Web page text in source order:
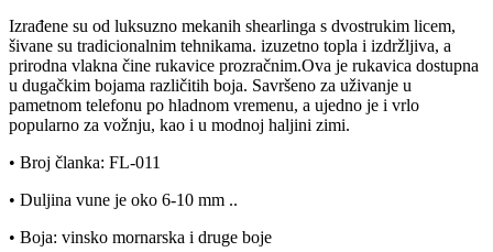
Izrađene su od luksuzno mekanih shearlinga s dvostrukim licem,
šivane su tradicionalnim tehnikama. izuzetno topla i izdržljiva, a
prirodna vlakna čine rukavice prozračnim.Ova je rukavica dostupna
u dugačkim bojama različitih boja. Savršeno za uživanje u
pametnom telefonu po hladnom vremenu, a ujedno je i vrlo
popularno za vožnju, kao i u modnoj haljini zimi.
• Broj članka: FL-011
• Duljina vune je oko 6-10 mm ..
• Boja: vinsko mornarska i druge boje